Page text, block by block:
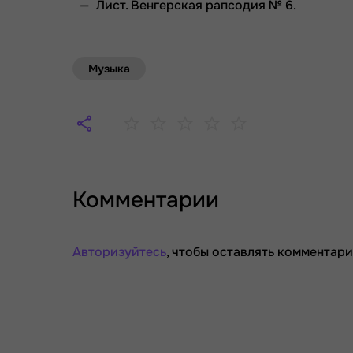
Лист. Венгерская рапсодия № 6.
Музыка
Комментарии
Авторизуйтесь, чтобы оставлять